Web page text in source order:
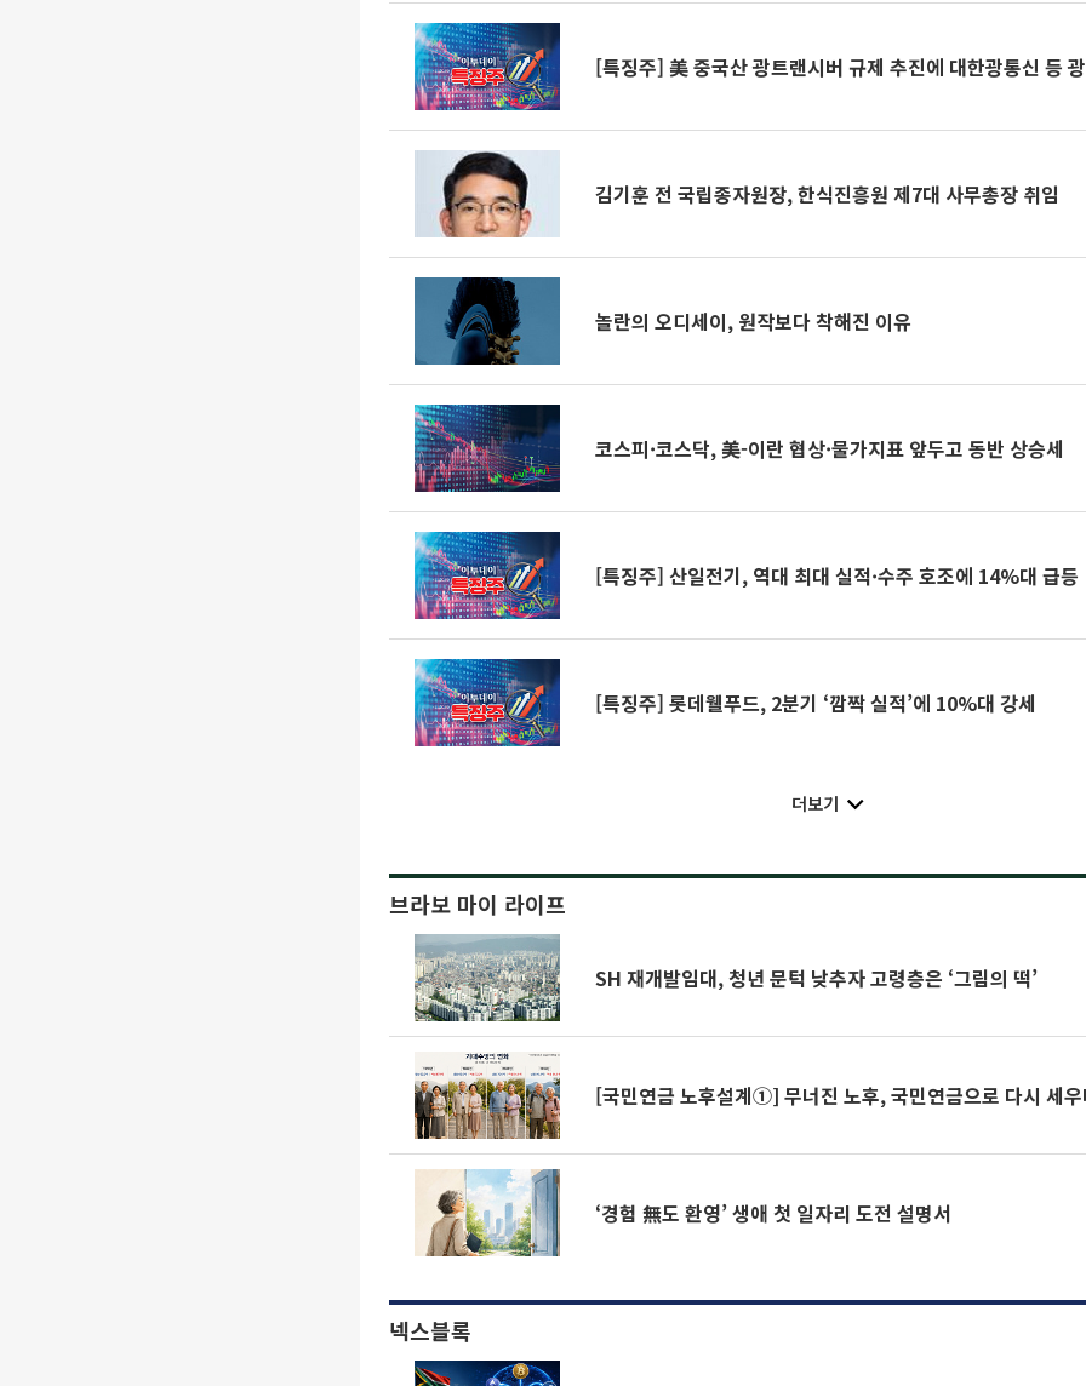
[특징주] 美 중국산 광트랜시버 규제 추진에 대한광통신 등
김기훈 전 국립종자원장, 한식진흥원 제7대 사무총장 취임
놀란의 오디세이, 원작보다 착해진 이유
코스피·코스닥, 美-이란 협상·물가지표 앞두고 동반 상승세
[특징주] 산일전기, 역대 최대 실적·수주 호조에 14%대 급등
[특징주] 롯데웰푸드, 2분기 ‘깜짝 실적’에 10%대 강세
더보기
브라보 마이 라이프
SH 재개발임대, 청년 문턱 낮추자 고령층은 ‘그림의 떡’
[국민연금 노후설계①] 무너진 노후, 국민연금으로 다시 세
‘경험 無도 환영’ 생애 첫 일자리 도전 설명서
넥스블록